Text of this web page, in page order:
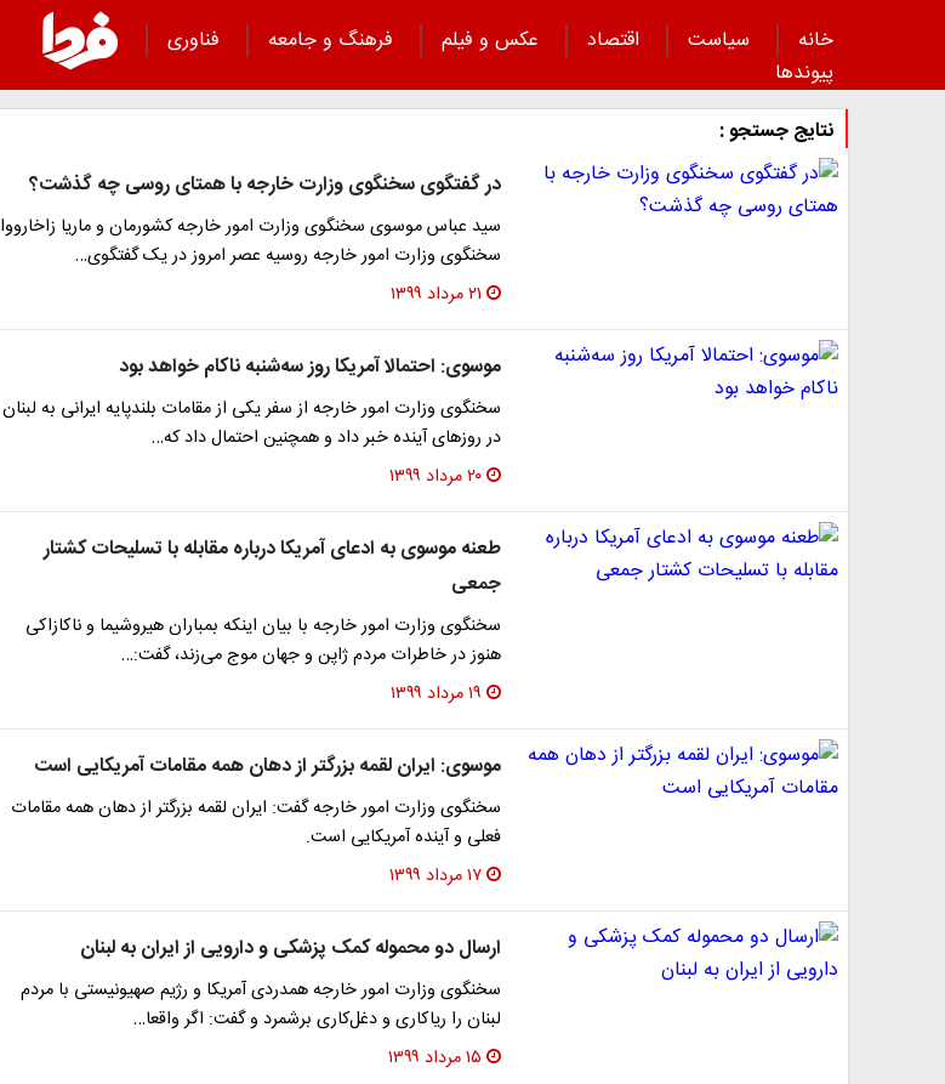
خانه سیاست اقتصاد عکس و فیلم فرهنگ و جامعه
فناوری
پیوند‌ها
نتایج جستجو :
در گفتگوی سخنگوی وزارت خارجه با همتای روسی چه گذشت؟
سید عباس موسوی سخنگوی وزارت امور خارجه کشورمان و ماریا زاخارووا
سخنگوی وزارت امور خارجه روسیه عصر امروز در یک گفتگوی…
۲۱ مرداد ۱۳۹۹
موسوی: احتمالا آمریکا روز سه‌شنبه ناکام خواهد بود
سخنگوی وزارت امور خارجه از سفر یکی از مقامات بلندپایه ایرانی به لبنان
در روزهای آینده خبر داد و همچنین احتمال داد که…
۲۰ مرداد ۱۳۹۹
طعنه موسوی به ادعای آمریکا درباره مقابله با تسلیحات کشتار
جمعی
سخنگوی وزارت امور خارجه با بیان اینکه بمباران هیروشیما و ناکازاکی
هنوز در خاطرات مردم ژاپن و جهان موج می‌زند، گفت:…
۱۹ مرداد ۱۳۹۹
موسوی: ایران لقمه بزرگتر از دهان همه مقامات آمریکایی است
سخنگوی وزارت امور خارجه گفت: ایران لقمه بزرگتر از دهان همه مقامات
فعلی و آینده آمریکایی است.
۱۷ مرداد ۱۳۹۹
ارسال دو محموله کمک پزشکی و دارویی از ایران به لبنان
سخنگوی وزارت امور خارجه همدردی آمریکا و رژیم صهیونیستی با مردم
لبنان را ریاکاری و دغل‌کاری برشمرد و گفت: اگر واقعا…
۱۵ مرداد ۱۳۹۹